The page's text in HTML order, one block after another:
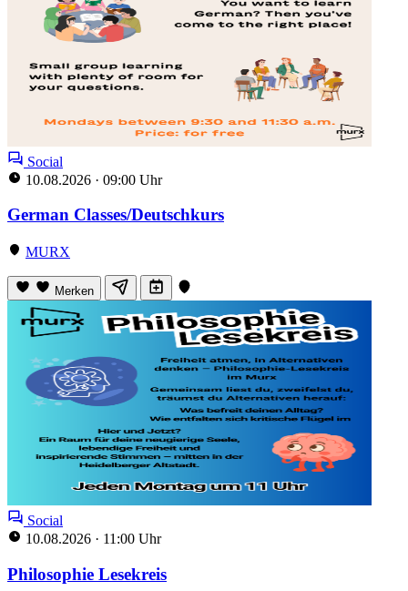
Social
10.08.2026 · 09:00 Uhr
German Classes/Deutschkurs
MURX
Merken
Social
10.08.2026 · 11:00 Uhr
Philosophie Lesekreis